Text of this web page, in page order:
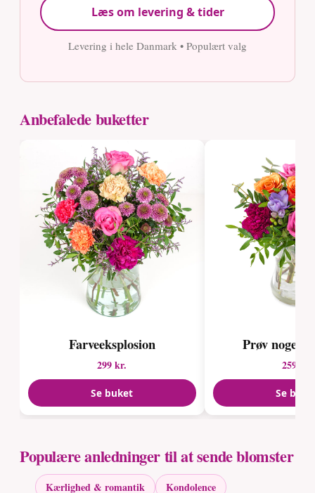
Læs om levering & tider
Levering i hele Danmark • Populært valg
Anbefalede buketter
Farveeksplosion
299 kr.
Se buket
Prøv noget
259 kr.
Se
Populære anledninger til at sende blomster
Kærlighed & romantik
Kondolence